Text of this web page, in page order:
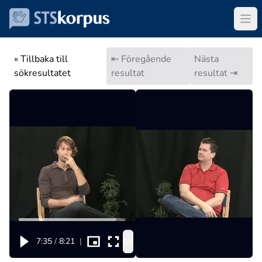
« Tillbaka till
sökresultatet
⇤ Föregående
resultat
Nästa
resultat ⇥
7:35 / 8:21 |